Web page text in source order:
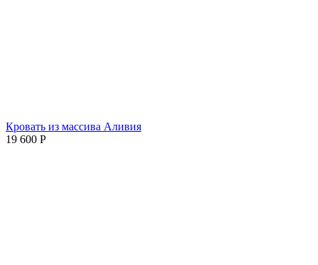
Кровать из массива Аливия
19 600 Р